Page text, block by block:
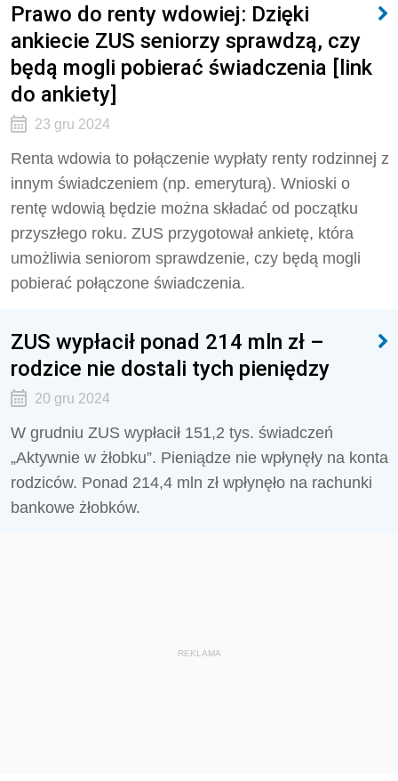
Prawo do renty wdowiej: Dzięki
ankiecie ZUS seniorzy sprawdzą, czy
będą mogli pobierać świadczenia [link
do ankiety]
23 gru 2024
Renta wdowia to połączenie wypłaty renty rodzinnej z
innym świadczeniem (np. emeryturą). Wnioski o
rentę wdowią będzie można składać od początku
przyszłego roku. ZUS przygotował ankietę, która
umożliwia seniorom sprawdzenie, czy będą mogli
pobierać połączone świadczenia.
ZUS wypłacił ponad 214 mln zł –
rodzice nie dostali tych pieniędzy
20 gru 2024
W grudniu ZUS wypłacił 151,2 tys. świadczeń
„Aktywnie w żłobku”. Pieniądze nie wpłynęły na konta
rodziców. Ponad 214,4 mln zł wpłynęło na rachunki
bankowe żłobków.
REKLAMA